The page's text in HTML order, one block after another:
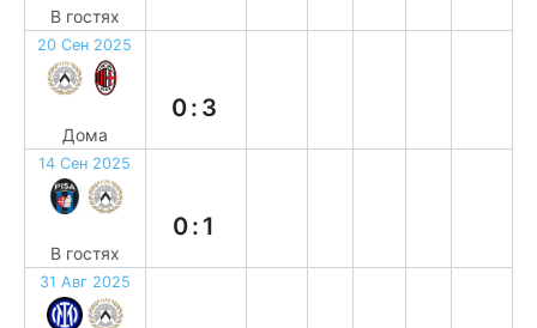
В гостях
20 Сен 2025
Дома
0:3
14 Сен 2025
В гостях
0:1
31 Авг 2025